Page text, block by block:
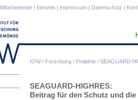
IOW/ Forschung / Projekte / SEAGUARD-
Mitarbeitende | Intranet | Impressum | Datenschutz |
SEAGUARD-HIGHRES:
Beitrag für den Schutz und